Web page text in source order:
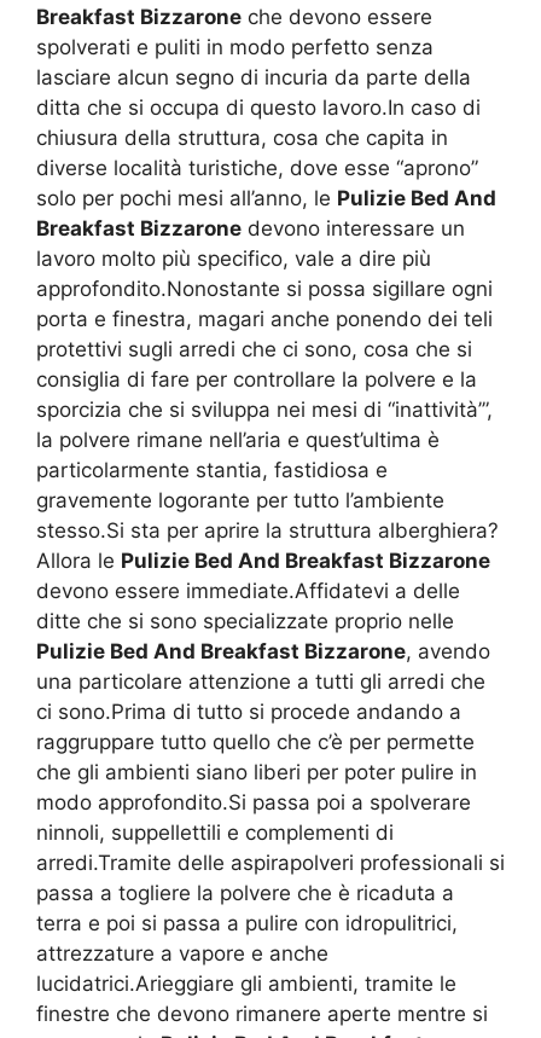
Breakfast Bizzarone che devono essere
spolverati e puliti in modo perfetto senza
lasciare alcun segno di incuria da parte della
ditta che si occupa di questo lavoro.In caso di
chiusura della struttura, cosa che capita in
diverse località turistiche, dove esse “aprono”
solo per pochi mesi all’anno, le Pulizie Bed And
Breakfast Bizzarone devono interessare un
lavoro molto più specifico, vale a dire più
approfondito.Nonostante si possa sigillare ogni
porta e finestra, magari anche ponendo dei teli
protettivi sugli arredi che ci sono, cosa che si
consiglia di fare per controllare la polvere e la
sporcizia che si sviluppa nei mesi di “inattività’”,
la polvere rimane nell’aria e quest’ultima è
particolarmente stantia, fastidiosa e
gravemente logorante per tutto l’ambiente
stesso.Si sta per aprire la struttura alberghiera?
Allora le Pulizie Bed And Breakfast Bizzarone
devono essere immediate.Affidatevi a delle
ditte che si sono specializzate proprio nelle
Pulizie Bed And Breakfast Bizzarone, avendo
una particolare attenzione a tutti gli arredi che
ci sono.Prima di tutto si procede andando a
raggruppare tutto quello che c’è per permette
che gli ambienti siano liberi per poter pulire in
modo approfondito.Si passa poi a spolverare
ninnoli, suppellettili e complementi di
arredi.Tramite delle aspirapolveri professionali si
passa a togliere la polvere che è ricaduta a
terra e poi si passa a pulire con idropulitrici,
attrezzature a vapore e anche
lucidatrici.Arieggiare gli ambienti, tramite le
finestre che devono rimanere aperte mentre si